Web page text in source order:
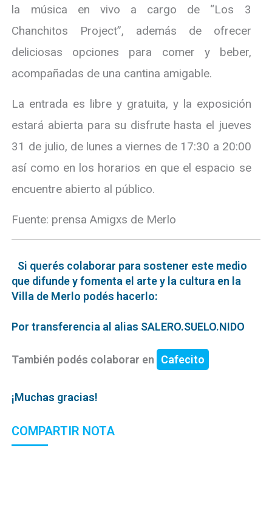
la música en vivo a cargo de “Los 3
Chanchitos Project”, además de ofrecer
deliciosas opciones para comer y beber,
acompañadas de una cantina amigable.
La entrada es libre y gratuita, y la exposición
estará abierta para su disfrute hasta el jueves
31 de julio, de lunes a viernes de 17:30 a 20:00
así como en los horarios en que el espacio se
encuentre abierto al público.
Fuente: prensa Amigxs de Merlo
Si querés colaborar para sostener este medio
que difunde y fomenta el arte y la cultura en la
Villa de Merlo podés hacerlo:
Por transferencia al alias SALERO.SUELO.NIDO
También podés colaborar en Cafecito
¡Muchas gracias!
COMPARTIR NOTA